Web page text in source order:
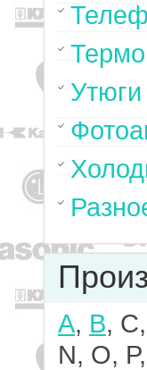
A, B, C,
N, O,